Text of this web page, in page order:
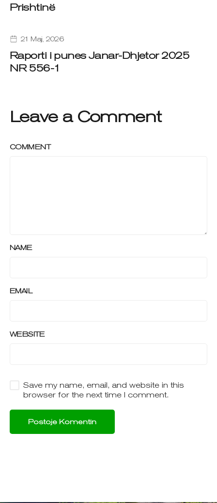
Prishtinë
21 Maj, 2026
Raporti i punes Janar-Dhjetor 2025
NR 556-1
Leave a Comment
COMMENT
NAME
EMAIL
WEBSITE
Save my name, email, and website in this
browser for the next time I comment.